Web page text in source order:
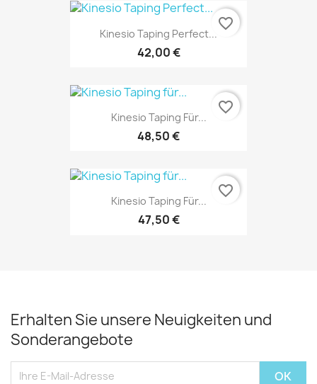
Kinesio Taping Perfect...
42,00 €
favorite_border
Kinesio Taping Für...
48,50 €
favorite_border
Kinesio Taping Für...
47,50 €
favorite_border
Erhalten Sie unsere Neuigkeiten und
Sonderangebote